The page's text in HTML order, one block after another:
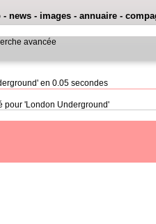
- news - images - annuaire -
avancée
en 0.05 secondes
pour 'London Underground'